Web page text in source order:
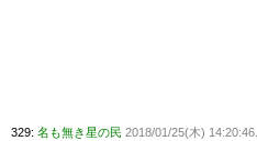
329: 名も無き星の民 2018/01/25(木)